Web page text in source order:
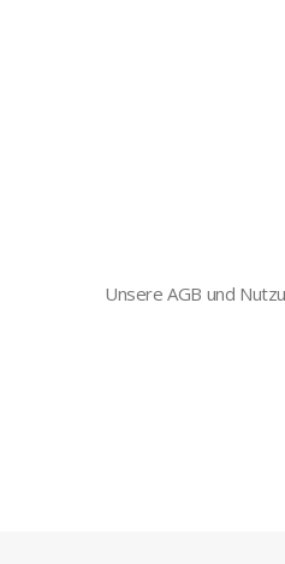
Unsere AGB und